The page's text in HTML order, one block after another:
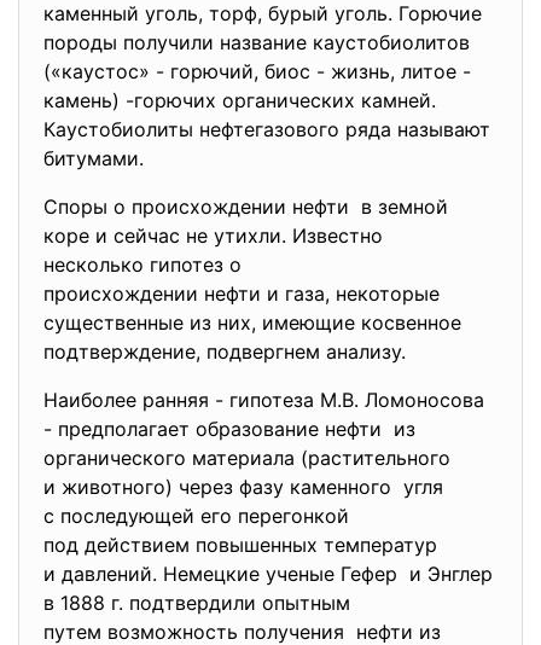
каменный уголь, торф, бурый уголь. Горючие
породы получили название каустобиолитов
(«каустос» - горючий, биос - жизнь, литое -
камень) -горючих органических камней.
Каустобиолиты нефтегазового ряда называют
битумами.
Споры о происхождении нефти в земной
коре и сейчас не утихли. Известно
несколько гипотез о
происхождении нефти и газа, некоторые
существенные из них, имеющие косвенное
подтверждение, подвергнем анализу.
Наиболее ранняя - гипотеза М.В. Ломоносова
- предполагает образование нефти из
органического материала (растительного
и животного) через фазу каменного угля
с последующей его перегонкой
под действием повышенных температур
и давлений. Немецкие ученые Гефер и Энглер
в 1888 г. подтвердили опытным
путем возможность получения нефти из